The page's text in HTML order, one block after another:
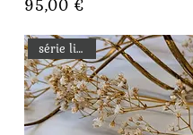
95,00 €
série limitée